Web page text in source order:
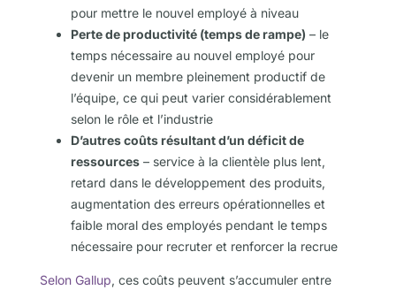
pour mettre le nouvel employé à niveau
Perte de productivité (temps de rampe) – le
temps nécessaire au nouvel employé pour
devenir un membre pleinement productif de
l’équipe, ce qui peut varier considérablement
selon le rôle et l’industrie
D’autres coûts résultant d’un déficit de
ressources– service à la clientèle plus lent,
retard dans le développement des produits,
augmentation des erreurs opérationnelles et
faible moral des employés pendant le temps
nécessaire pour recruter et renforcer la recrue
Selon Gallup, ces coûts peuvent s’accumuler entre